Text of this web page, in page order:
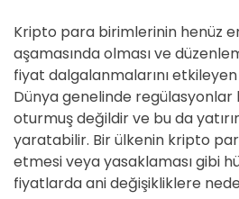
Kripto para birimlerinin henüz
aşamasında olması ve
fiyat dalgalanmalarını
Dünya genelinde
oturmuş değildir ve bu da
yaratabilir. Bir ülkenin kripto
etmesi veya yasaklaması gibi
fiyatlarda ani değişikliklere